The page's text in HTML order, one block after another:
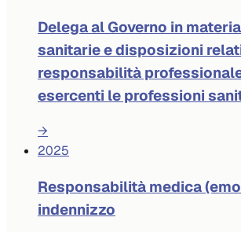
Delega al Governo in
sanitarie e disposizioni
responsabilità
esercenti le professioni
→
2025
Responsabilità medica
indennizzo